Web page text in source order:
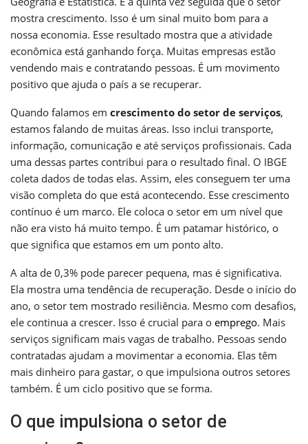
mostra crescimento. Isso é um sinal muito bom para a
nossa economia. Esse resultado mostra que a atividade
econômica está ganhando força. Muitas empresas estão
vendendo mais e contratando pessoas. É um movimento
positivo que ajuda o país a se recuperar.
Quando falamos em crescimento do setor de serviços,
estamos falando de muitas áreas. Isso inclui transporte,
informação, comunicação e até serviços profissionais. Cada
uma dessas partes contribui para o resultado final. O IBGE
coleta dados de todas elas. Assim, eles conseguem ter uma
visão completa do que está acontecendo. Esse crescimento
contínuo é um marco. Ele coloca o setor em um nível que
não era visto há muito tempo. É um patamar histórico, o
que significa que estamos em um ponto alto.
A alta de 0,3% pode parecer pequena, mas é significativa.
Ela mostra uma tendência de recuperação. Desde o início do
ano, o setor tem mostrado resiliência. Mesmo com desafios,
ele continua a crescer. Isso é crucial para o emprego. Mais
serviços significam mais vagas de trabalho. Pessoas sendo
contratadas ajudam a movimentar a economia. Elas têm
mais dinheiro para gastar, o que impulsiona outros setores
também. É um ciclo positivo que se forma.
O que impulsiona o setor de